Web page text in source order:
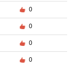
0
0
0
0